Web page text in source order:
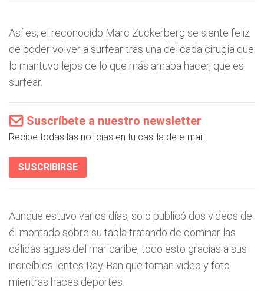
Así es, el reconocido Marc Zuckerberg se siente feliz
de poder volver a surfear tras una delicada cirugía que
lo mantuvo lejos de lo que más amaba hacer, que es
surfear.
Suscríbete a nuestro newsletter
Recibe todas las noticias en tu casilla de e-mail.
SUSCRIBIRSE
Aunque estuvo varios días, solo publicó dos videos de
él montado sobre su tabla tratando de dominar las
cálidas aguas del mar caribe, todo esto gracias a sus
increíbles lentes Ray-Ban que toman video y foto
mientras haces deportes.